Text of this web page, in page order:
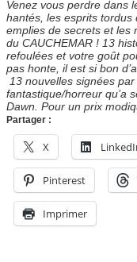
Venez vous perdre dans
hantés, les esprits tordus
emplies de secrets et les
du CAUCHEMAR ! 13
refoulées et votre goût
pas honte, il est si bon
13 nouvelles signées
fantastique/horreur qu’a
Dawn. Pour un prix
Partager :
X
Pinterest
Imprimer